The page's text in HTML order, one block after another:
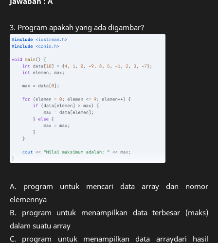
3. Program apakah yang ada digambar?
A. program untuk mencari data array dan nomor
elemennya
B. program untuk menampilkan data terbesar (maks)
dalam suatu array
C. program untuk menampilkan data arraydari hasil